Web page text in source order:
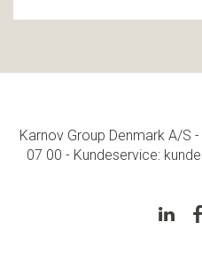
Karnov Group Denmark A/S
07 00 - Kundeservice: